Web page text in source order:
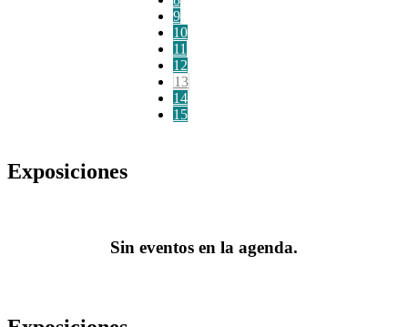
9
10
11
12
13
14
15
Exposiciones
Sin eventos en la agenda.